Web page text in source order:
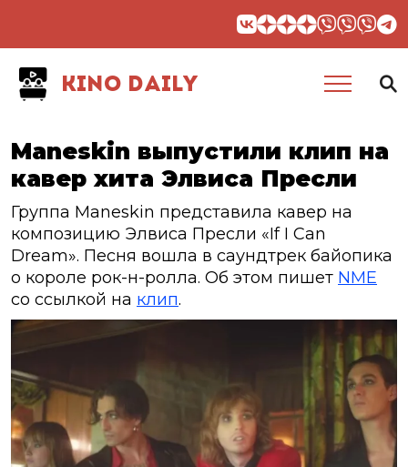
KINO DAILY
Maneskin выпустили клип на
кавер хита Элвиса Пресли
Группа Maneskin представила кавер на
композицию Элвиса Пресли «If I Can
Dream». Песня вошла в саундтрек байопика
о короле рок-н-ролла. Об этом пишет NME
со ссылкой на клип.